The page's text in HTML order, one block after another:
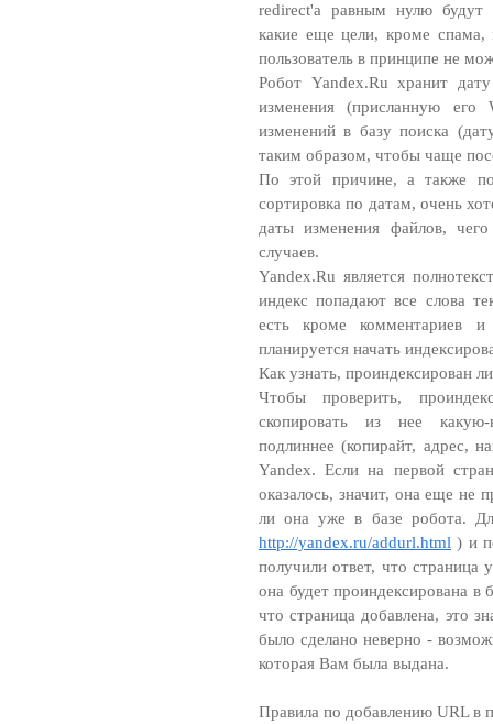
redirect'а равным нулю будут
какие еще цели, кроме спама,
пользователь в принципе не
Робот Yandex.Ru хранит
изменения (присланную его
изменений в базу поиска
таким образом, чтобы чаще
По этой причине, а также
сортировка по датам, очень
даты изменения файлов,
случаев.
Yandex.Ru является
индекс попадают все слова
есть кроме комментариев
планируется начать
Как узнать, проиндексирован
Чтобы проверить,
скопировать из нее какую-
подлиннее (копирайт, адрес,
Yandex. Если на первой
оказалось, значит, она еще не
ли она уже в базе робота.
http://yandex.ru/addurl.html ) и
получили ответ, что страница
она будет проиндексирована
что страница добавлена, это
было сделано неверно -
которая Вам была выдана.
Правила по добавлению URL в